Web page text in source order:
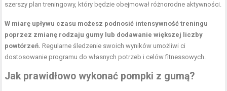
szerszy plan treningowy, który będzie obejmował różnorodne aktywności.
W miarę upływu czasu możesz podnosić intensywność treningu
poprzez zmianę rodzaju gumy lub dodawanie większej liczby
powtórzeń. Regularne śledzenie swoich wyników umożliwi ci
dostosowanie programu do własnych potrzeb i celów fitnessowych.
Jak prawidłowo wykonać pompki z gumą?